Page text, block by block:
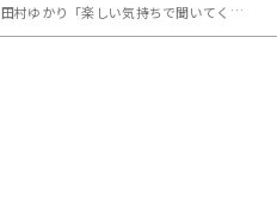
田村ゆかり「楽しい気持ちで聞いてくれたら」ミニアルバム『Felice』に込めた想い！